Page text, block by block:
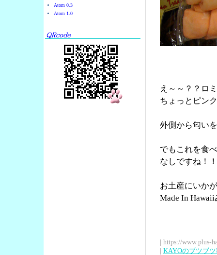
Atom 0.3
Atom 1.0
え～～？？ロ
ちょっとピン
外側から匂い
でもこれを食
なしですね！
お土産にいか
Made In
| https://www.plus-
| KAYOのブツブ